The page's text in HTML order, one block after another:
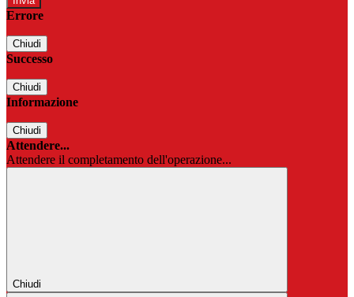
Errore
Chiudi
Successo
Chiudi
Informazione
Chiudi
Attendere...
Attendere il completamento dell'operazione...
Chiudi